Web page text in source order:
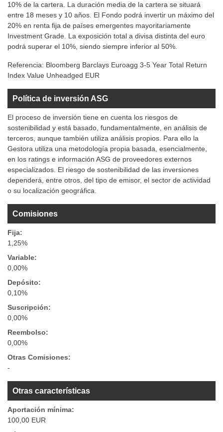
10% de la cartera. La duración media de la cartera se situará
entre 18 meses y 10 años. El Fondo podrá invertir un máximo del
20% en renta fija de países emergentes mayoritariamente
Investment Grade. La exposición total a divisa distinta del euro
podrá superar el 10%, siendo siempre inferior al 50%.
Referencia: Bloomberg Barclays Euroagg 3-5 Year Total Return
Index Value Unheadged EUR
Política de inversión ASG
El proceso de inversión tiene en cuenta los riesgos de
sostenibilidad y está basado, fundamentalmente, en análisis de
terceros, aunque también utiliza análisis propios. Para ello la
Gestora utiliza una metodología propia basada, esencialmente,
en los ratings e información ASG de proveedores externos
especializados. El riesgo de sostenibilidad de las inversiones
dependerá, entre otros, del tipo de emisor, el sector de actividad
o su localización geográfica.
Comisiones
Fija:
1,25%
Variable:
0,00%
Depósito:
0,10%
Suscripción:
0,00%
Reembolso:
0,00%
Otras Comisiones:
-
Otras características
Aportación mínima:
100,00 EUR